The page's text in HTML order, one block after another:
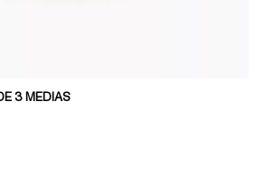
3 MEDIAS